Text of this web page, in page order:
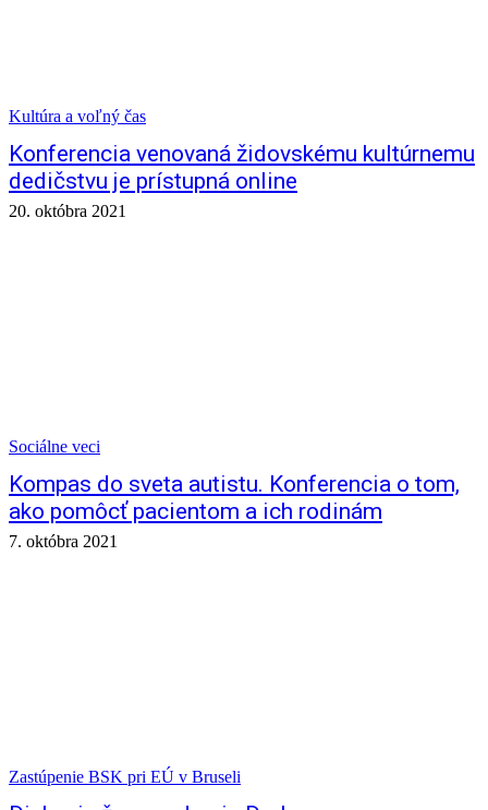
Kultúra a voľný čas
Konferencia venovaná židovskému kultúrnemu
dedičstvu je prístupná online
20. októbra 2021
Sociálne veci
Kompas do sveta autistu. Konferencia o tom,
ako pomôcť pacientom a ich rodinám
7. októbra 2021
Zastúpenie BSK pri EÚ v Bruseli